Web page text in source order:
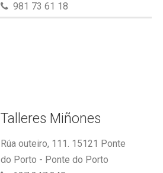
981 73 61 18
Talleres Miñones
Rúa outeiro, 111. 15121 Ponte
do Porto - Ponte do Porto